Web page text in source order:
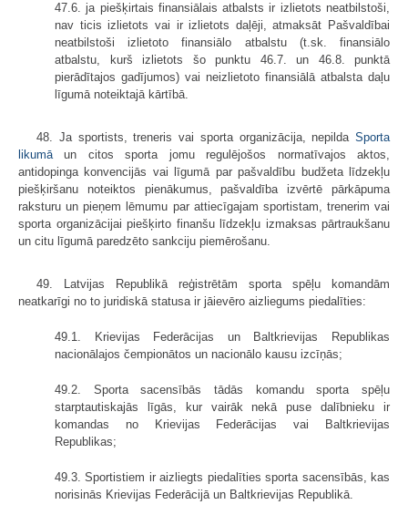
47.6. ja piešķirtais finansiālais atbalsts ir izlietots neatbilstoši,
nav ticis izlietots vai ir izlietots daļēji, atmaksāt Pašvaldībai
neatbilstoši izlietoto finansiālo atbalstu (t.sk. finansiālo
atbalstu, kurš izlietots šo punktu 46.7. un 46.8. punktā
pierādītajos gadījumos) vai neizlietoto finansiālā atbalsta daļu
līgumā noteiktajā kārtībā.
48. Ja sportists, treneris vai sporta organizācija, nepilda Sporta
likumāun citos sporta jomu regulējošos normatīvajos aktos,
antidopinga konvencijās vai līgumā par pašvaldību budžeta līdzekļu
piešķiršanu noteiktos pienākumus, pašvaldība izvērtē pārkāpuma
raksturu un pieņem lēmumu par attiecīgajam sportistam, trenerim vai
sporta organizācijai piešķirto finanšu līdzekļu izmaksas pārtraukšanu
un citu līgumā paredzēto sankciju piemērošanu.
49. Latvijas Republikā reģistrētām sporta spēļu komandām
neatkarīgi no to juridiskā statusa ir jāievēro aizliegums piedalīties:
49.1. Krievijas Federācijas un Baltkrievijas Republikas
nacionālajos čempionātos un nacionālo kausu izcīņās;
49.2. Sporta sacensībās tādās komandu sporta spēļu
starptautiskajās līgās, kur vairāk nekā puse dalībnieku ir
komandas no Krievijas Federācijas vai Baltkrievijas
Republikas;
49.3. Sportistiem ir aizliegts piedalīties sporta sacensībās, kas
norisinās Krievijas Federācijā un Baltkrievijas Republikā.